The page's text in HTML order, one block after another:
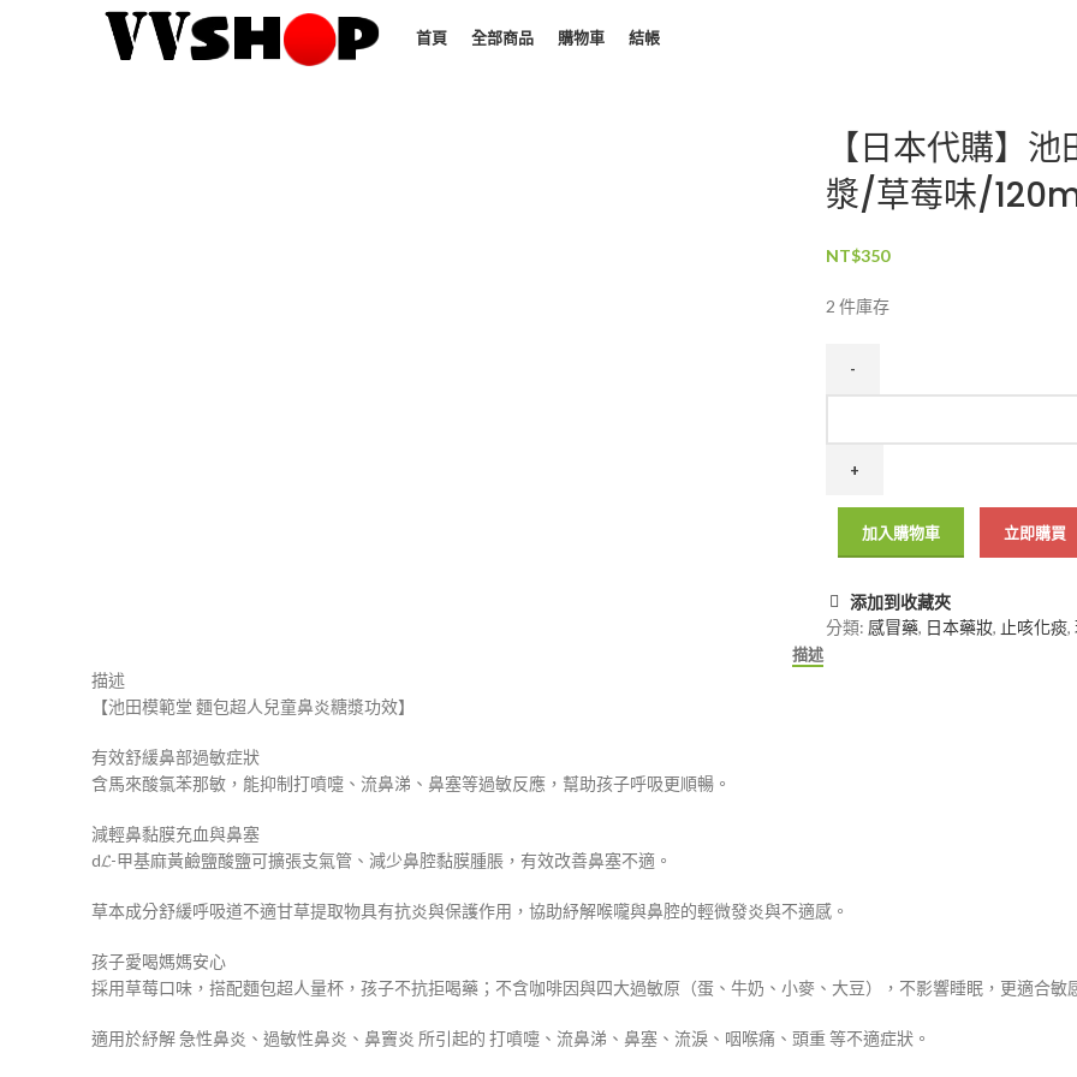
首頁 全部商品 購物車 結帳
【日本代購】
漿/草莓味/
NT$350
2 件庫存
加入購物車 立即購買
添加到收藏夾
分類: 感冒藥, 日本藥妝, 止咳化痰,
描述
描述
【池田模範堂 麵包超人兒童鼻炎糖漿功效】
有效舒緩鼻部過敏症狀
含馬來酸氯苯那敏，能抑制打噴嚏、流鼻涕、鼻塞等過敏反應，幫助孩子呼吸更順暢。
​減輕鼻黏膜充血與鼻塞
​d𝓛-甲基麻黃鹼鹽酸鹽可擴張支氣管、減少鼻腔黏膜腫脹，有效改善鼻塞不適。
草本成分舒緩呼吸道不適​甘草提取物具有抗炎與保護作用，協助紓解喉嚨與鼻腔的輕微發炎與不適感。
孩子愛喝媽媽安心
採用草莓口味，搭配麵包超人量杯，孩子不抗拒喝藥；不含咖啡因與四大過敏原（蛋、牛奶、小麥、大豆），不影響睡眠，更適合敏
適用於紓解 ​急性鼻炎、過敏性鼻炎、鼻竇炎 所引起的 ​打噴嚏、流鼻涕、鼻塞、流淚、咽喉痛、頭重 等不適症狀。